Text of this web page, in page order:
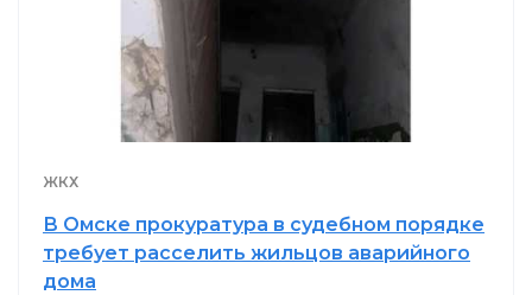
ЖКХ
В Омске прокуратура в судебном порядке
требует расселить жильцов аварийного
дома